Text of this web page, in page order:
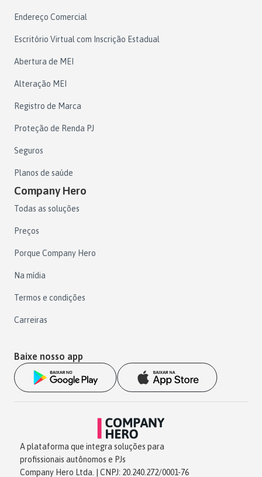
Endereço Comercial
Escritório Virtual com Inscrição Estadual
Abertura de MEI
Alteração MEI
Registro de Marca
Proteção de Renda PJ
Seguros
Planos de saúde
Company Hero
Todas as soluções
Preços
Porque Company Hero
Na mídia
Termos e condições
Carreiras
Baixe nosso app
A plataforma que integra soluções para
profissionais autônomos e PJs
Company Hero Ltda. | CNPJ: 20.240.272/0001-76